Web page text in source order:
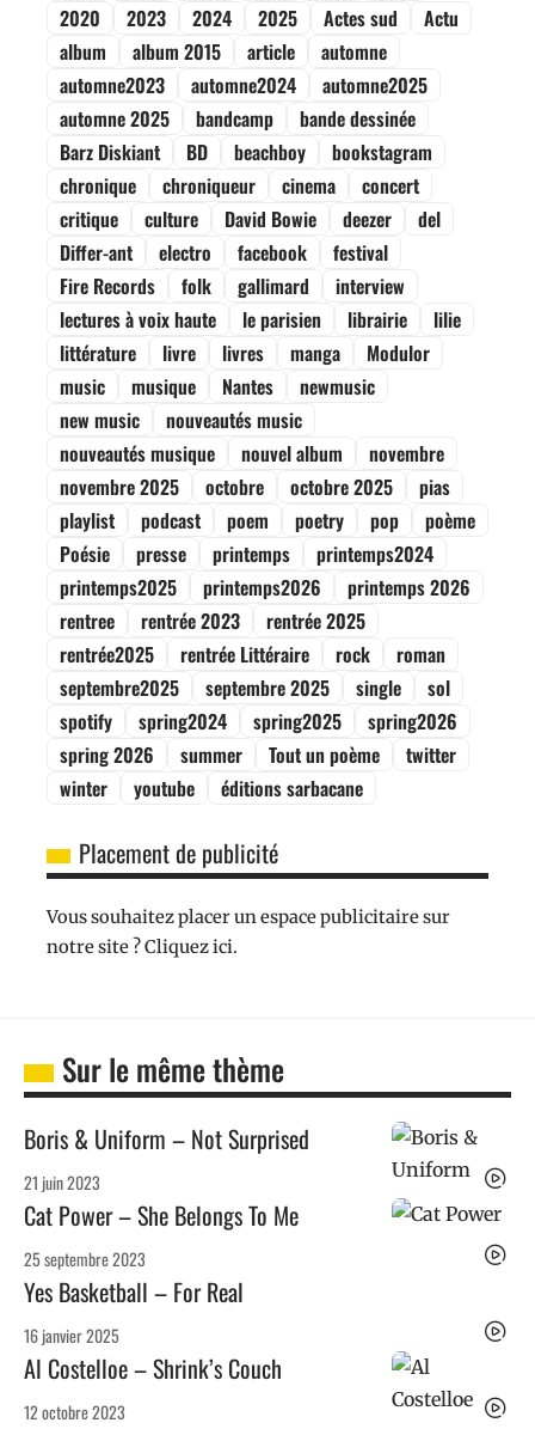
2020
2023 2024 2025 Actes sud
Actu
album
album 2015 article
automne
automne2023
automne2024
automne2025
automne 2025
bandcamp
bande dessinée
Barz Diskiant
BD beachboy
bookstagram
chronique
chroniqueur cinema
concert
critique
culture David Bowie deezer
del
Differ-ant
electro facebook
festival
Fire Records
folk gallimard
interview
lectures à voix haute
le parisien librairie
lilie
littérature
livre livres manga
Modulor
music
musique Nantes
newmusic
new music
nouveautés music
nouveautés musique
nouvel album
novembre
novembre 2025
octobre octobre 2025
pias
playlist
podcast poem poetry pop
poème
Poésie
presse printemps
printemps2024
printemps2025
printemps2026
printemps 2026
rentree
rentrée 2023
rentrée 2025
rentrée2025
rentrée Littéraire rock
roman
septembre2025
septembre 2025 single
sol
spotify
spring2024 spring2025
spring2026
spring 2026
summer Tout un poème
twitter
winter
youtube éditions sarbacane
Placement de publicité
Vous souhaitez placer un espace publicitaire sur
notre site ? Cliquez ici.
Sur le même thème
Boris & Uniform – Not Surprised
21 juin 2023
Cat Power – She Belongs To Me
25 septembre 2023
Yes Basketball – For Real
16 janvier 2025
Al Costelloe – Shrink’s Couch
12 octobre 2023